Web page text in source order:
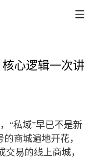
心逻辑一次讲
“私域”早已不是新
商城遍地开花，
易的线上商城，